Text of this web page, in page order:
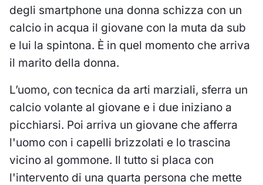
degli smartphone una donna schizza con un
calcio in acqua il giovane con la muta da sub
e lui la spintona. È in quel momento che arriva
il marito della donna.
L’uomo, con tecnica da arti marziali, sferra un
calcio volante al giovane e i due iniziano a
picchiarsi. Poi arriva un giovane che afferra
l'uomo con i capelli brizzolati e lo trascina
vicino al gommone. Il tutto si placa con
l'intervento di una quarta persona che mette